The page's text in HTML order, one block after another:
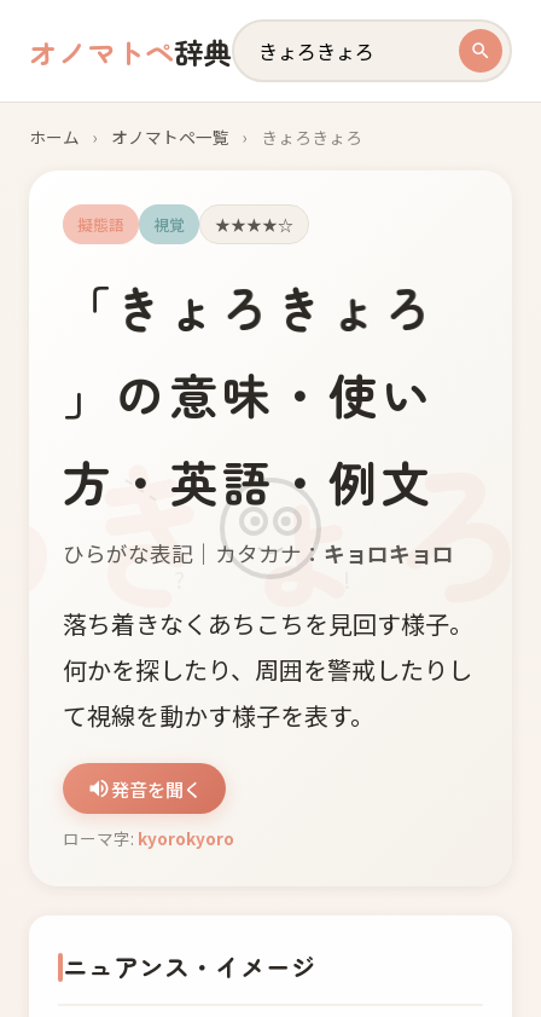
オノマトペ辞典
ホーム › オノマトペ一覧 › きょろきょろ
擬態語 視覚 ★★★★☆
「 き ょ ろ き ょ ろ
」の意味・使い
方・英語・例文
ひらがな表記｜カタカナ： キョロキョロ
落ち着きなくあちこちを見回す様子。
何かを探したり、周囲を警戒したりし
て視線を動かす様子を表す。
発音を聞く
ローマ字: kyorokyoro
ニュアンス・イメージ